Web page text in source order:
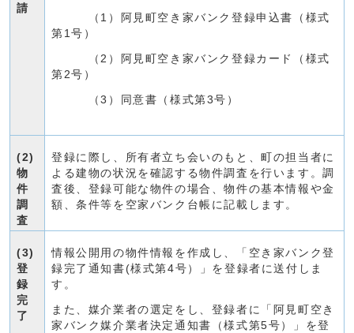
請
（1）阿見町空き家バンク登録申込書（様式
第1号）
（2）阿見町空き家バンク登録カード（様式
第2号）
（3）同意書（様式第3号）
(2)
物
件
調
査
登録に際し、所有者立ち会いのもと、町の担当者に
よる建物の状況を確認する物件調査を行います。調
査後、登録可能な物件の場合、物件の基本情報や金
額、条件等を空家バンク台帳に記載します。
(3)
登
録
完
了
情報公開用の物件情報を作成し、「空き家バンク登
録完了通知書(様式第4号）」を登録者に送付しま
す。
また、媒介業者の選定をし、登録者に「阿見町空き
家バンク媒介業者決定通知書（様式第5号）」を登